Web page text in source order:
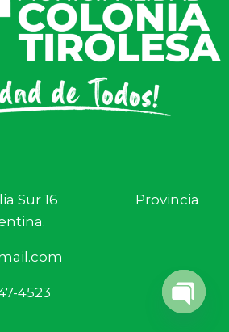
Illia Sur 16 Provincia
4523